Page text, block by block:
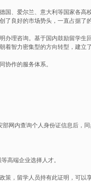
国、爱尔兰、意大利等国家各高
了良好的市场势头，一直占据了
办理咨询。基于国内鼓励留学生
着智力密集型的方向转型，建立
作的服务体系。
网内查询个人身份证信息后，
高端企业选择人才。
策，留学人员持有此证明，可以